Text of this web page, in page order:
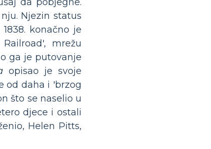
Njezin status
konačno je
mrežu
ga je putovanje
opisao je svoje
od daha i 'brzog
što se naselio u
djece i ostali
Helen Pitts,